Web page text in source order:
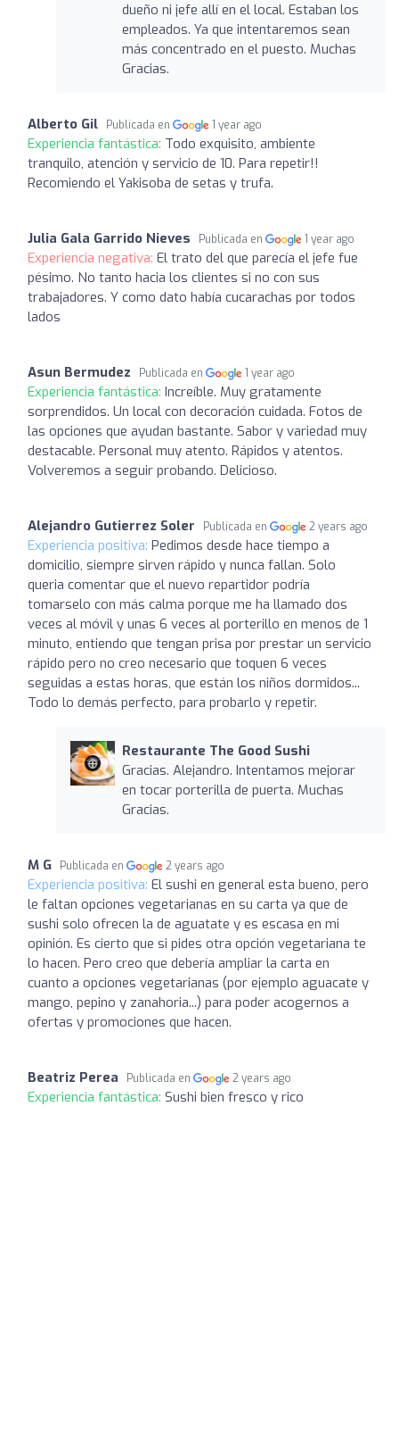
dueño ni jefe allí en el local. Estaban los
empleados. Ya que intentaremos sean
más concentrado en el puesto. Muchas
Gracias.
Alberto Gil Publicada en 1 year ago
Experiencia fantástica: Todo exquisito, ambiente
tranquilo, atención y servicio de 10. Para repetir!!
Recomiendo el Yakisoba de setas y trufa.
Julia Gala Garrido Nieves Publicada en 1 year ago
Experiencia negativa: El trato del que parecía el jefe fue
pésimo. No tanto hacia los clientes si no con sus
trabajadores. Y como dato había cucarachas por todos
lados
Asun Bermudez Publicada en 1 year ago
Experiencia fantástica: Increíble. Muy gratamente
sorprendidos. Un local con decoración cuidada. Fotos de
las opciones que ayudan bastante. Sabor y variedad muy
destacable. Personal muy atento. Rápidos y atentos.
Volveremos a seguir probando. Delicioso.
Alejandro Gutierrez Soler Publicada en 2 years ago
Experiencia positiva: Pedimos desde hace tiempo a
domicilio, siempre sirven rápido y nunca fallan. Solo
queria comentar que el nuevo repartidor podría
tomarselo con más calma porque me ha llamado dos
veces al móvil y unas 6 veces al porterillo en menos de 1
minuto, entiendo que tengan prisa por prestar un servicio
rápido pero no creo necesario que toquen 6 veces
seguidas a estas horas, que están los niños dormidos...
Todo lo demás perfecto, para probarlo y repetir.
Restaurante The Good Sushi
Gracias. Alejandro. Intentamos mejorar
en tocar porterilla de puerta. Muchas
Gracias.
M G Publicada en 2 years ago
Experiencia positiva: El sushi en general esta bueno, pero
le faltan opciones vegetarianas en su carta ya que de
sushi solo ofrecen la de aguatate y es escasa en mi
opinión. Es cierto que si pides otra opción vegetariana te
lo hacen. Pero creo que debería ampliar la carta en
cuanto a opciones vegetarianas (por ejemplo aguacate y
mango, pepino y zanahoria...) para poder acogernos a
ofertas y promociones que hacen.
Beatriz Perea Publicada en 2 years ago
Experiencia fantástica: Sushi bien fresco y rico